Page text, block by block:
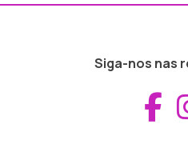
Siga-nos nas